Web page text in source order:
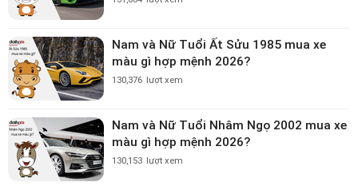
Nam và Nữ Tuổi Ất Sửu 1985 mua xe
màu gì hợp mệnh 2026?
130,376 lượt xem
Nam và Nữ Tuổi Nhâm Ngọ 2002 mua xe
màu gì hợp mệnh 2026?
130,153 lượt xem